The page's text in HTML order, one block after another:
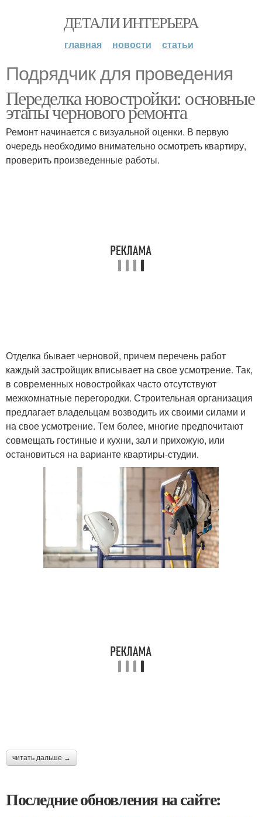
ДЕТАЛИ ИНТЕРЬЕРА
главная новости статьи
Подрядчик для проведения
Переделка новостройки: основные
этапы чернового ремонта
Ремонт начинается с визуальной оценки. В первую
очередь необходимо внимательно осмотреть квартиру,
проверить произведенные работы.
Отделка бывает черновой, причем перечень работ
каждый застройщик вписывает на свое усмотрение. Так,
в современных новостройках часто отсутствуют
межкомнатные перегородки. Строительная организация
предлагает владельцам возводить их своими силами и
на свое усмотрение. Тем более, многие предпочитают
совмещать гостиные и кухни, зал и прихожую, или
остановиться на варианте квартиры-студии.
читать дальше →
Последние обновления на сайте: